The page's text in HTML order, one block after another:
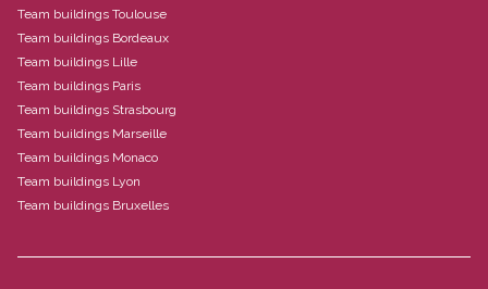
Team buildings Toulouse
Team buildings Bordeaux
Team buildings Lille
Team buildings Paris
Team buildings Strasbourg
Team buildings Marseille
Team buildings Monaco
Team buildings Lyon
Team buildings Bruxelles